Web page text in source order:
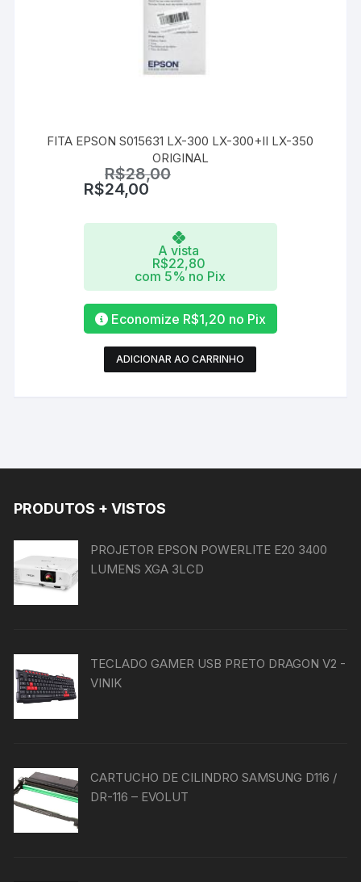
FITA EPSON S015631 LX-300 LX-300+II LX-350
ORIGINAL
R$28,00
R$24,00
A vista
R$22,80
com 5% no Pix
Economize R$1,20 no Pix
ADICIONAR AO CARRINHO
PRODUTOS + VISTOS
PROJETOR EPSON POWERLITE E20 3400
LUMENS XGA 3LCD
TECLADO GAMER USB PRETO DRAGON V2 -
VINIK
CARTUCHO DE CILINDRO SAMSUNG D116 /
DR-116 – EVOLUT